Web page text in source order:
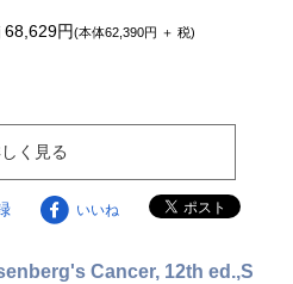
68,629円(本体62,390円 ＋ 税)
く見る
いいね
Cancer, 12th ed.,S